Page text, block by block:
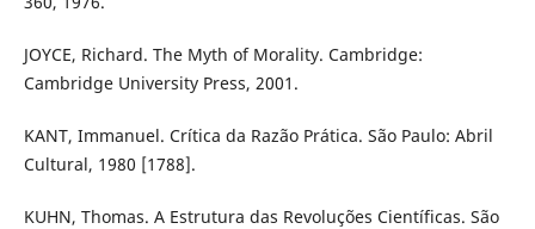
JOYCE, Richard. The Myth of Morality. Cambridge:
Cambridge University Press, 2001.
KANT, Immanuel. Crítica da Razão Prática. São Paulo: Abril
Cultural, 1980 [1788].
KUHN, Thomas. A Estrutura das Revoluções Científicas. São